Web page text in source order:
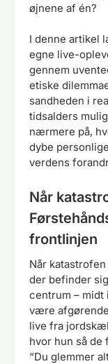
øjnene af én?
I denne artikel
egne live-
gennem
etiske
sandheden i
tidsalders
nærmere på,
dybe
verdens
Når
frontlinjen
Når
der befinder
centrum – midt
være
live fra
hvor hun så de
“Du glemmer